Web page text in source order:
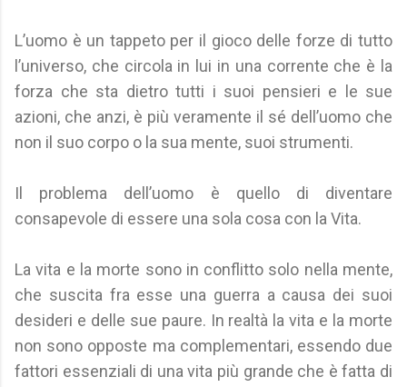
L’uomo è un tappeto per il gioco delle forze di tutto
l’universo, che circola in lui in una corrente che è la
forza che sta dietro tutti i suoi pensieri e le sue
azioni, che anzi, è più veramente il sé dell’uomo che
non il suo corpo o la sua mente, suoi strumenti.
Il problema dell’uomo è quello di diventare
consapevole di essere una sola cosa con la Vita.
La vita e la morte sono in conflitto solo nella mente,
che suscita fra esse una guerra a causa dei suoi
desideri e delle sue paure. In realtà la vita e la morte
non sono opposte ma complementari, essendo due
fattori essenziali di una vita più grande che è fatta di